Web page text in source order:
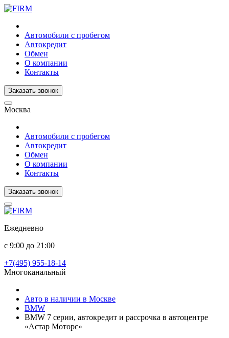
Автомобили с пробегом
Автокредит
Обмен
О компании
Контакты
Заказать звонок
Москва
Автомобили с пробегом
Автокредит
Обмен
О компании
Контакты
Заказать звонок
Ежедневно
с 9:00 до 21:00
+7(495) 955-18-14
Многоканальный
Авто в наличии в Москве
BMW
BMW 7 серии, автокредит и рассрочка в автоцентре
«Астар Моторс»